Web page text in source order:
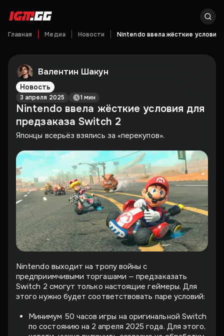
Главная Медиа Новости Nintendo ввела жёсткие условия
Валентин Шакун
Новость
3 апреля 2025 1 мин
Nintendo ввела жёсткие условия для
предзаказа Switch 2
Японцы всерьёз взялись за «перекупов».
Nintendo выходит на тропу войны с
предприимчивыми торгашами — предзаказать
Switch 2 смогут только настоящие геймеры. Для
этого нужно будет соответствовать паре условий:
Минимум 50 часов игры на оригинальной Switch
по состоянию на 2 апреля 2025 года. Для этого,